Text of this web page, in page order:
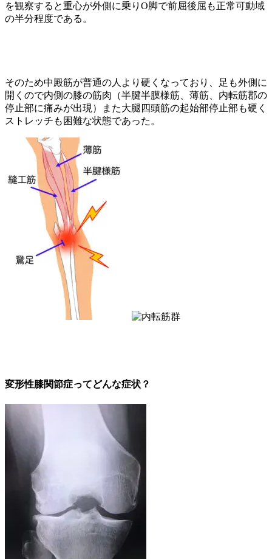
を観察すると重心が外側に乗りO脚で前屈後屈も正常可動域
の半分程度である。
そのため中殿筋が普通の人より硬くなっており、足も外側に
開くので内側の膝の筋肉（半腱半膜様筋、薄筋、内転筋郡の
停止部に痛みが出現）
また大腿四頭筋の起始部停止部も硬く
ストレッチも困難な状態であった。
変形性膝関節症ってどんな症状？